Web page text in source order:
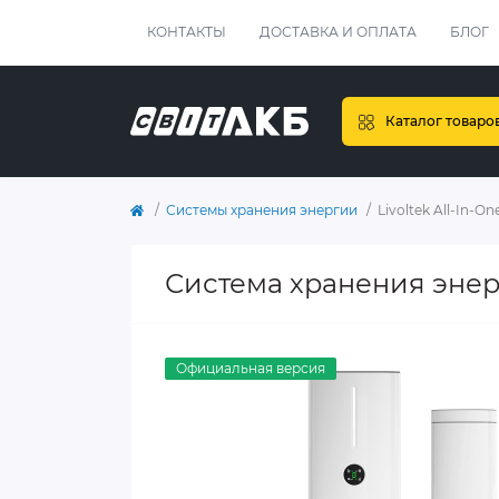
КОНТАКТЫ ДОСТАВКА И ОПЛАТА БЛОГ
Каталог
Системы хранения энергии Livoltek All-In-
Система хранения
Официальная версия